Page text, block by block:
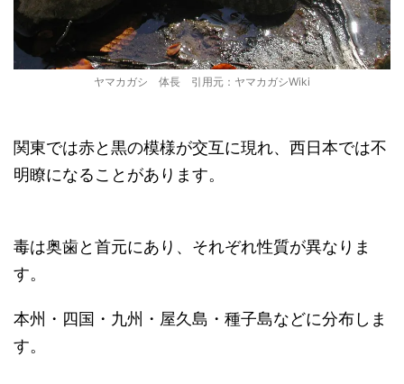
ヤマカガシ 体長 引用元：ヤマカガシWiki
関東では赤と黒の模様が交互に現れ、西日本では不
明瞭になることがあります。
毒は奥歯と首元にあり、それぞれ性質が異なりま
す。
本州・四国・九州・屋久島・種子島などに分布しま
す。